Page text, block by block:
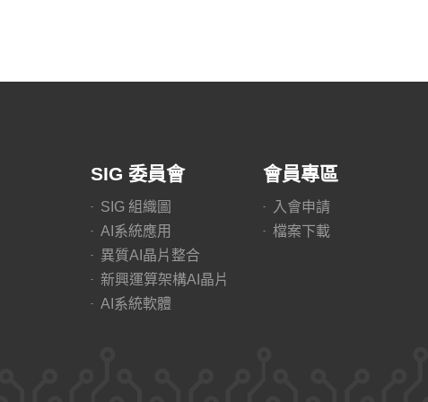
SIG 委員會
SIG 組織圖
AI系統應用
異質AI晶片整合
新興運算架構AI晶片
AI系統軟體
會員專區
入會申請
檔案下載